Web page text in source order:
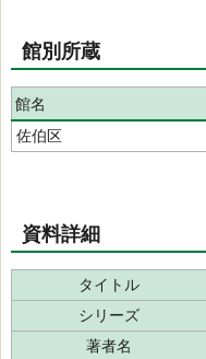
館別所蔵
館名
佐伯区
資料詳細
タイトル
シリーズ
著者名